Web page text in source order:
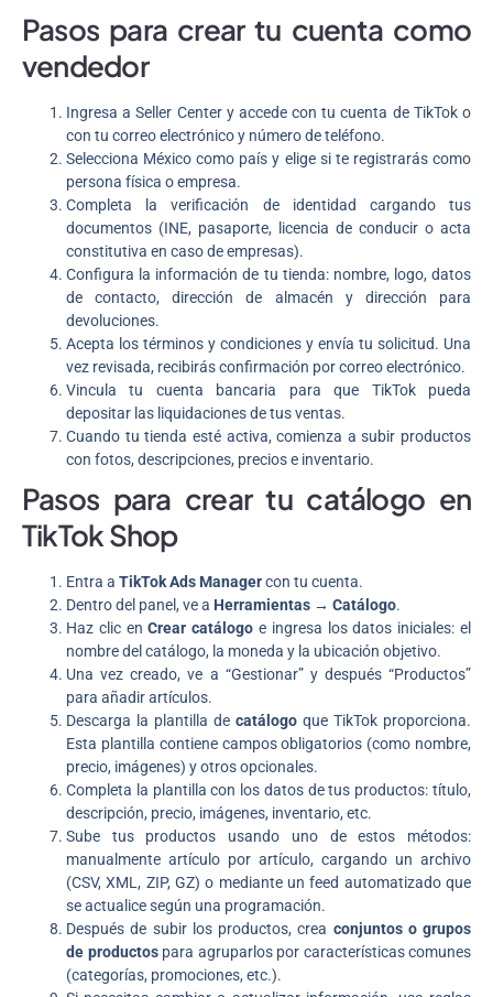
Pasos para crear tu cuenta como
vendedor
Ingresa a Seller Center y accede con tu cuenta de TikTok o
con tu correo electrónico y número de teléfono.
Selecciona México como país y elige si te registrarás como
persona física o empresa.
Completa la verificación de identidad cargando tus
documentos (INE, pasaporte, licencia de conducir o acta
constitutiva en caso de empresas).
Configura la información de tu tienda: nombre, logo, datos
de contacto, dirección de almacén y dirección para
devoluciones.
Acepta los términos y condiciones y envía tu solicitud. Una
vez revisada, recibirás confirmación por correo electrónico.
Vincula tu cuenta bancaria para que TikTok pueda
depositar las liquidaciones de tus ventas.
Cuando tu tienda esté activa, comienza a subir productos
con fotos, descripciones, precios e inventario.
Pasos para crear tu catálogo en
TikTok Shop
Entra a TikTok Ads Managercon tu cuenta.
Dentro del panel, ve a Herramientas → Catálogo.
Haz clic enCrear catálogo e ingresa los datos iniciales: el
nombre del catálogo, la moneda y la ubicación objetivo.
Una vez creado, ve a “Gestionar” y después “Productos”
para añadir artículos.
Descarga la plantilla de catálogo que TikTok proporciona.
Esta plantilla contiene campos obligatorios (como nombre,
precio, imágenes) y otros opcionales.
Completa la plantilla con los datos de tus productos: título,
descripción, precio, imágenes, inventario, etc.
Sube tus productos usando uno de estos métodos:
manualmente artículo por artículo, cargando un archivo
(CSV, XML, ZIP, GZ) o mediante un feed automatizado que
se actualice según una programación.
Después de subir los productos, crea conjuntos o grupos
de productospara agruparlos por características comunes
(categorías, promociones, etc.).